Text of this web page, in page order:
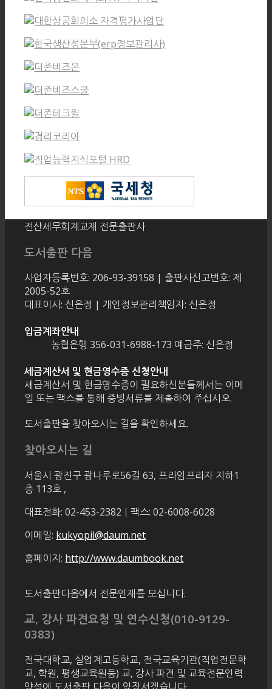
전산세무회계교재 전문출판사
도서출판 다음
사업자등록번호: 206-93-39158 | 출판사신고번호: 제
2005-52호
대표이사: 신은정 | 개인정보관리책임자: 신은정
입금계좌안내
농협은행 356-031-6988-173 예금주: 신은정
세금계산서 및 현금영수증 신청안내
세금계산서 및 현금영수증이 필요하신분들께서는 이메
일 또는 팩스를 통해 증빙서류를 제출하여 주십시오.
도서출판을 찾아오시는 길을 확인하세요.
찾아오시는 길
서울시 광진구 광나루로56길 63, 프라임프라자 지하1
층 113호 ,
대표전화: 02-453-2382ㅣ팩스: 02-6008-6028
이메일: kukyopil@daum.net
홈페이지: http://www.daumbook.net
도서출판다음에서 전문인재를 모십니다.
교, 강사 파견요청 및 연수신청(010-9129-
0383)
전국대학교, 실업계고등학교, 전국교육기관(직업전문학
교, 학원, 평생교육원등) 교, 강사 파견 및 교육전문인력